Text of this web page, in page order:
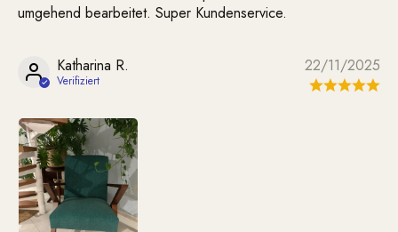
umgehend bearbeitet. Super Kundenservice.
22/11/2025
Katharina R.